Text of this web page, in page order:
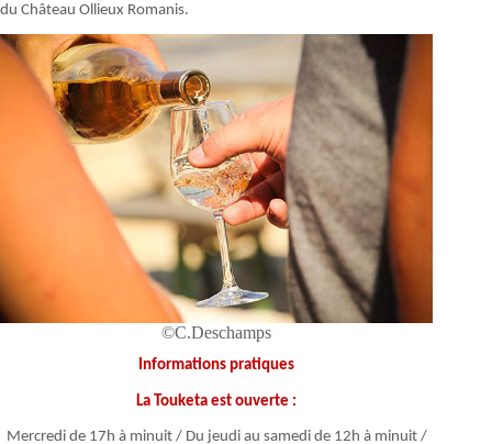
du Château Ollieux Romanis.
©C.Deschamps
Informations pratiques
La Touketa est ouverte :
Mercredi de 17h à minuit / Du jeudi au samedi de 12h à minuit /